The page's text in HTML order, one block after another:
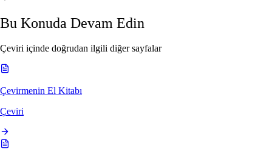
Bu Konuda Devam Edin
Çeviri içinde doğrudan ilgili diğer sayfalar
Çevirmenin El Kitabı
Çeviri